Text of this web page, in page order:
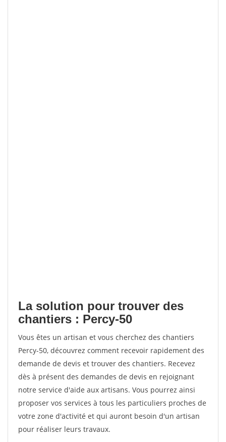
La solution pour trouver des
chantiers : Percy-50
Vous êtes un artisan et vous cherchez des chantiers
Percy-50, découvrez comment recevoir rapidement des
demande de devis et trouver des chantiers. Recevez
dès à présent des demandes de devis en rejoignant
notre service d'aide aux artisans. Vous pourrez ainsi
proposer vos services à tous les particuliers proches de
votre zone d'activité et qui auront besoin d'un artisan
pour réaliser leurs travaux.